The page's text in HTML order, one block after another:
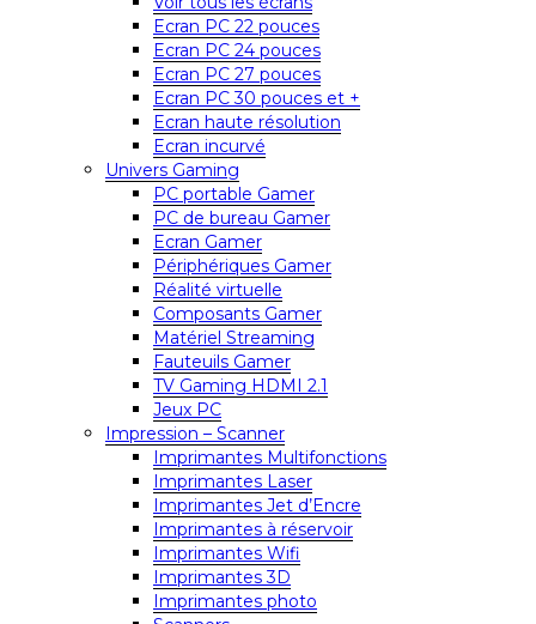
Ecran PC 22 pouces
Ecran PC 24 pouces
Ecran PC 27 pouces
Ecran PC 30 pouces et +
Ecran haute résolution
Ecran incurvé
Univers Gaming
PC portable Gamer
PC de bureau Gamer
Ecran Gamer
Périphériques Gamer
Réalité virtuelle
Composants Gamer
Matériel Streaming
Fauteuils Gamer
TV Gaming HDMI 2.1
Jeux PC
Impression – Scanner
Imprimantes Multifonctions
Imprimantes Laser
Imprimantes Jet d’Encre
Imprimantes à réservoir
Imprimantes Wifi
Imprimantes 3D
Imprimantes photo